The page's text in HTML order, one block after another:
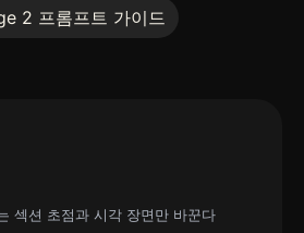
2 프롬프트 가이드
섹션 초점과 시각 장면만 바꾼다